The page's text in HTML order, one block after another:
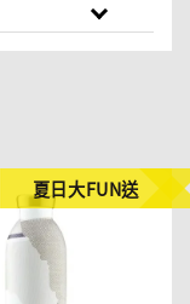
夏日大FUN送